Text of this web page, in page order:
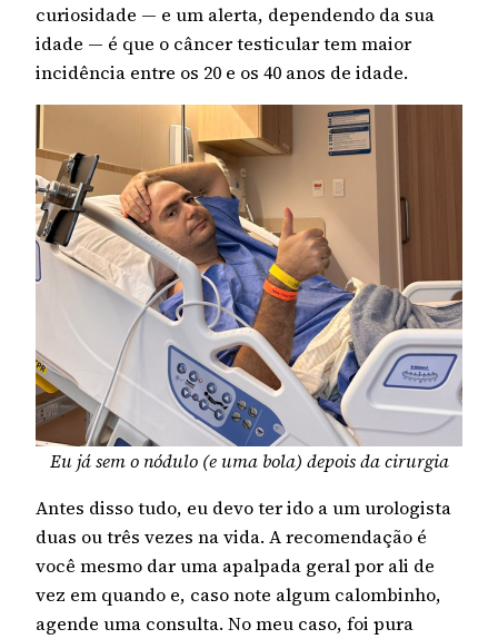
curiosidade — e um alerta, dependendo da sua
idade — é que o câncer testicular tem maior
incidência entre os 20 e os 40 anos de idade.
Eu já sem o nódulo (e uma bola) depois da cirurgia
Antes disso tudo, eu devo ter ido a um urologista
duas ou três vezes na vida. A recomendação é
você mesmo dar uma apalpada geral por ali de
vez em quando e, caso note algum calombinho,
agende uma consulta. No meu caso, foi pura